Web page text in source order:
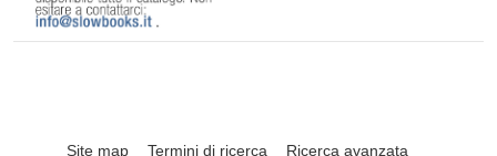
Site map Termini di ricerca Ricerca avanzata